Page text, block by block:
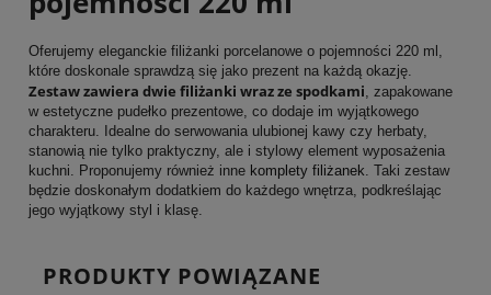
Oferujemy eleganckie filiżanki porcelanowe o pojemności 220 ml,
które doskonale sprawdzą się jako prezent na każdą okazję.
Zestaw zawiera dwie filiżanki wraz ze spodkami , zapakowane
w estetyczne pudełko prezentowe, co dodaje im wyjątkowego
charakteru. Idealne do serwowania ulubionej kawy czy herbaty,
stanowią nie tylko praktyczny, ale i stylowy element wyposażenia
kuchni. Proponujemy również inne komplety filiżanek . Taki zestaw
będzie doskonałym dodatkiem do każdego wnętrza, podkreślając
jego wyjątkowy styl i klasę.
PRODUKTY POWIĄZANE